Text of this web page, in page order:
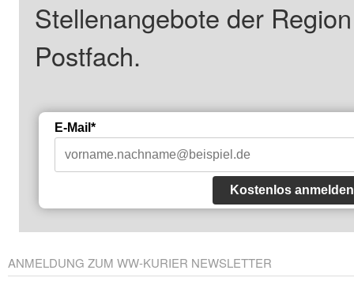
Stellenangebote der
Postfach.
E-Mail*
Kostenlos anmelden
ANMELDUNG ZUM WW-KURIER NEWSLETTER